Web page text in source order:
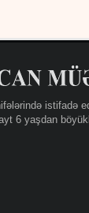
istifadə
6 yaşdan